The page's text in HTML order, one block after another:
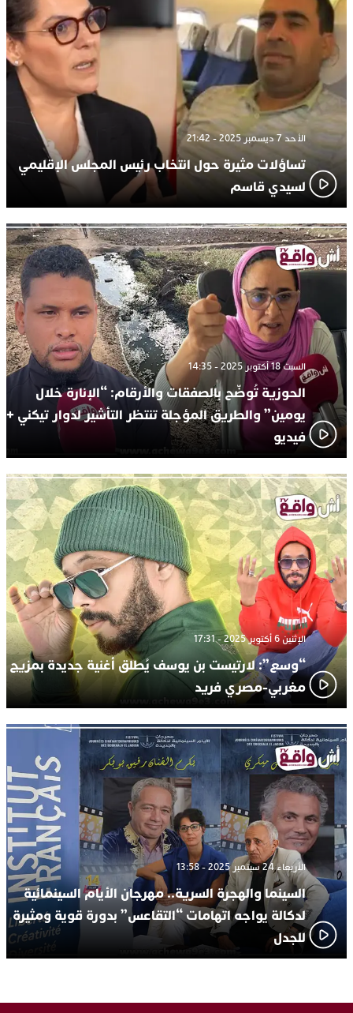
الأحد 7 ديسمبر 2025 - 21:42
تساؤلات مثيرة حول انتخاب رئيس المجلس الإقليمي
لسيدي قاسم
السبت 18 أكتوبر 2025 - 14:35
الحوزية تُوضّح بالصفقات والأرقام: “الإنارة خلال
يومين” والطريق المؤجلة تنتظر التأشير لدوار تيكني +
فيديو
الإثنين 6 أكتوبر 2025 - 17:31
“وسع”: لارتيست بن يوسف يُطلق أغنية جديدة بمزيج
مغربي-مصري فريد
الأربعاء 24 سبتمبر 2025 - 13:58
السينما والهجرة السرية.. مهرجان الأيام السينمائية
لدكالة يواجه اتهامات “التقاعس” بدورة قوية ومثيرة
للجدل